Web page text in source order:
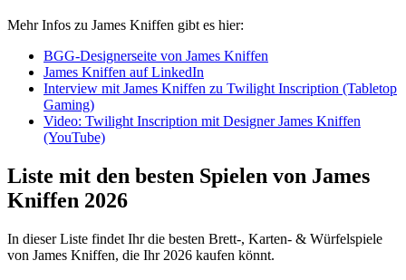
Mehr Infos zu James Kniffen gibt es hier:
BGG-Designerseite von James Kniffen
James Kniffen auf LinkedIn
Interview mit James Kniffen zu Twilight Inscription (Tabletop
Gaming)
Video: Twilight Inscription mit Designer James Kniffen
(YouTube)
Liste mit den besten Spielen von James
Kniffen 2026
In dieser Liste findet Ihr die besten Brett-, Karten- & Würfelspiele
von James Kniffen, die Ihr 2026 kaufen könnt.